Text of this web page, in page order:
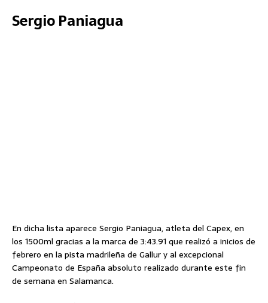
Sergio Paniagua
En dicha lista aparece Sergio Paniagua, atleta del Capex, en
los 1500ml gracias a la marca de 3:43.91 que realizó a inicios de
febrero en la pista madrileña de Gallur y al excepcional
Campeonato de España absoluto realizado durante este fin
de semana en Salamanca.